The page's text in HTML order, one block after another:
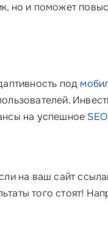
но и поможет
под
на успешное
на ваш сайт
того стоят!